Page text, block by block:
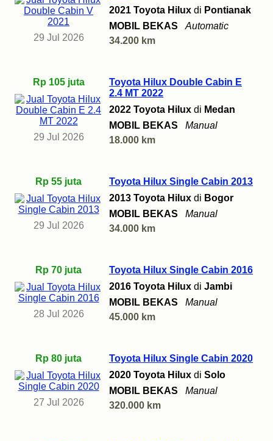
29 Jul 2026
2021 Toyota Hilux di Pontianak
MOBIL BEKAS
Automatic
34.200 km
Rp 105 juta
29 Jul 2026
Toyota Hilux Double Cabin E
2.4 MT 2022
2022 Toyota Hilux di Medan
MOBIL BEKAS
Manual
18.000 km
Rp 55 juta
29 Jul 2026
Toyota Hilux Single Cabin 2013
2013 Toyota Hilux di Bogor
MOBIL BEKAS
Manual
34.000 km
Rp 70 juta
28 Jul 2026
Toyota Hilux Single Cabin 2016
2016 Toyota Hilux di Jambi
MOBIL BEKAS
Manual
45.000 km
Rp 80 juta
27 Jul 2026
Toyota Hilux Single Cabin 2020
2020 Toyota Hilux di Solo
MOBIL BEKAS
Manual
320.000 km